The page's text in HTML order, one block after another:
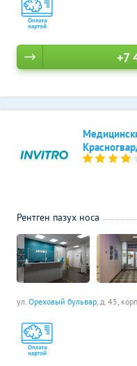
+7
ул. Ореховый бульвар, д. 45,
Рентген пазух носа